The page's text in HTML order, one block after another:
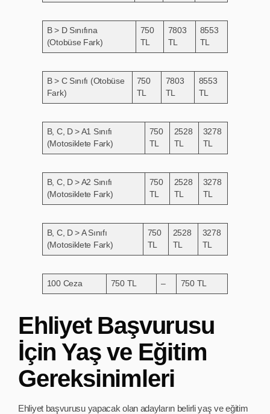
B > D Sınıfına
(Otobüse Fark)
750
TL
7803
TL
8553
TL
B > C Sınıfı (Otobüse
Fark)
750
TL
7803
TL
8553
TL
B, C, D > A1 Sınıfı
(Motosiklete Fark)
750
TL
2528
TL
3278
TL
B, C, D > A2 Sınıfı
(Motosiklete Fark)
750
TL
2528
TL
3278
TL
B, C, D > A Sınıfı
(Motosiklete Fark)
750
TL
2528
TL
3278
TL
100 Ceza 750 TL – 750 TL
Ehliyet Başvurusu
İçin Yaş ve Eğitim
Gereksinimleri
Ehliyet başvurusu yapacak olan adayların belirli yaş ve eğitim